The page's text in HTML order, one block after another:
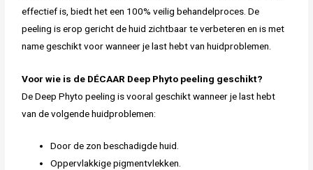
effectief is, biedt het een 100% veilig behandelproces. De
peeling is erop gericht de huid zichtbaar te verbeteren en is met
name geschikt voor wanneer je last hebt van huidproblemen.
Voor wie is de DÉCAAR Deep Phyto peeling geschikt?
De Deep Phyto peeling is vooral geschikt wanneer je last hebt
van de volgende huidproblemen:
Door de zon beschadigde huid.
Oppervlakkige pigmentvlekken.